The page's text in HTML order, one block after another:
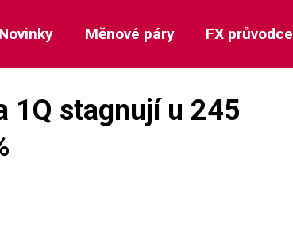
Novinky Měnové páry FX průvodce
1Q stagnují u 245